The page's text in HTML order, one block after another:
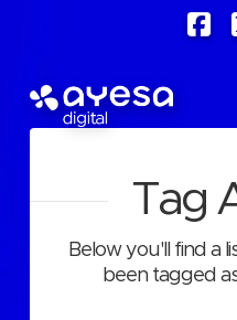
Tag
Below you'll find a
been tagged